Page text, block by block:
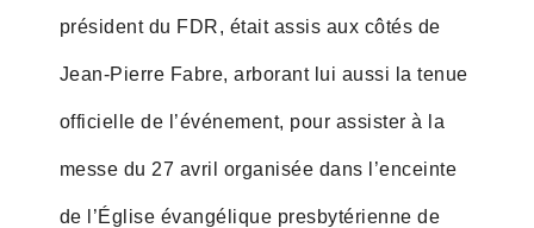
président du FDR, était assis aux côtés de
Jean-Pierre Fabre, arborant lui aussi la tenue
officielle de l’événement, pour assister à la
messe du 27 avril organisée dans l’enceinte
de l’Église évangélique presbytérienne de